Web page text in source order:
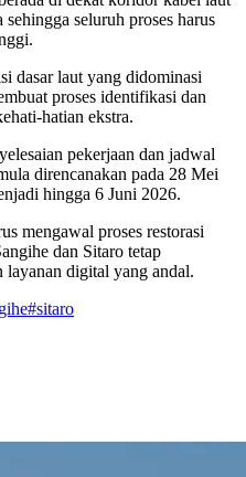
seluruh proses harus
dasar laut yang didominasi
proses identifikasi dan
hatian ekstra.
pekerjaan dan jadwal
direncanakan pada 28 Mei
hingga 6 Juni 2026.
mengawal proses restorasi
dan Sitaro tetap
layanan digital yang andal.
#sitaro